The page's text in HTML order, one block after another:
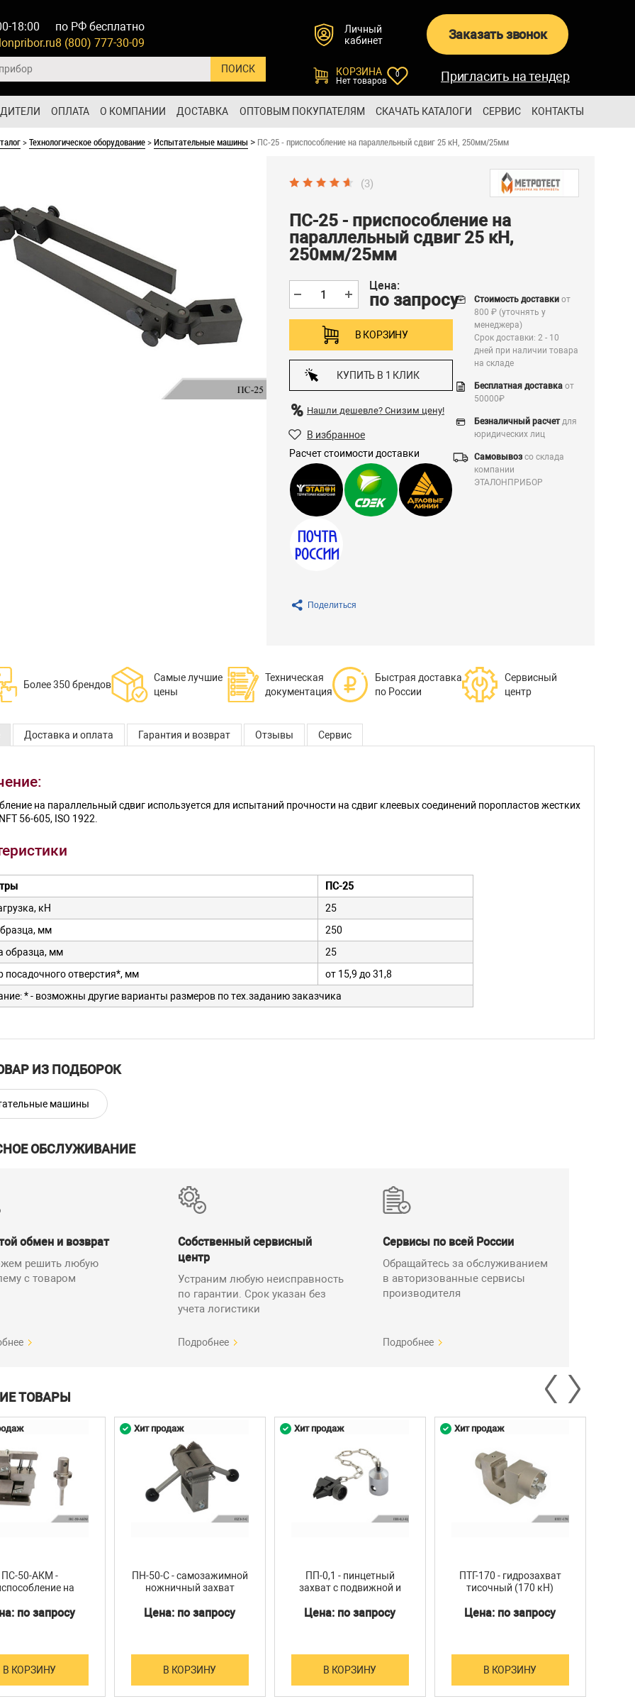
18:00
по РФ бесплатно
8 (800) 777-30-09
Личный
кабинет
Заказать звонок
КОРЗИНА
Нет товаров
0 Пригласить на тендер
ОПЛАТА О КОМПАНИИ ДОСТАВКА ОПТОВЫМ ПОКУПАТЕЛЯМ СКАЧАТЬ КАТАЛОГИ СЕРВИС КОНТАКТЫ
>Технологическое оборудование>Испытательные машины > ПС-25 - приспособление на параллельный сдвиг 25 кН, 250мм/25мм
(3)
ПС-25 - приспособление на
параллельный сдвиг 25 кН,
250мм/25мм
Цена:
по запросу
В КОРЗИНУ
КУПИТЬ В 1 КЛИК
Нашли дешевле? Снизим цену!
В избранное
Расчет стоимости доставки
Стоимость доставкиот
800 ₽ (уточнять у
менеджера)
Срок доставки: 2 - 10
дней при наличии товара
на складе
Бесплатная доставкаот
50000₽
Безналичный расчетдля
юридических лиц
Самовывозсо склада
компании
ЭТАЛОНПРИБОР
Поделиться
Более 350 брендов
Самые лучшие
цены
Техническая
документация
Быстрая доставка
по России
Сервисный
центр
Доставка и оплата Гарантия и возврат Отзывы Сервис
на параллельный сдвиг используется для испытаний прочности на сдвиг клеевых соединений поропластов жестких
56-605, ISO 1922.
ПС-25
кН
25
мм
250
образца, мм
25
посадочного отверстия*, мм
от 15,9 до 31,8
* - возможны другие варианты размеров по тех.заданию заказчика
ИЗ ПОДБОРОК
машины
ОБСЛУЖИВАНИЕ
обмен и возврат
решить любую
с товаром
Собственный сервисный
центр
Устраним любую неисправность
по гарантии. Срок указан без
учета логистики
Подробнее
Сервисы по всей России
Обращайтесь за обслуживанием
в авторизованные сервисы
производителя
Подробнее
ТОВАРЫ
ПС-50-АКМ -
на
по запросу
В КОРЗИНУ
ПН-50-С - самозажимной
ножничный захват
Цена: по запросу
В КОРЗИНУ
Хит продаж
ПП-0,1 - пинцетный
захват с подвижной и
кН)
Цена: по запросу
В КОРЗИНУ
Хит продаж
ПТГ-170 - гидрозахват
тисочный (170 кН)
Цена: по запросу
В КОРЗИНУ
Хит продаж